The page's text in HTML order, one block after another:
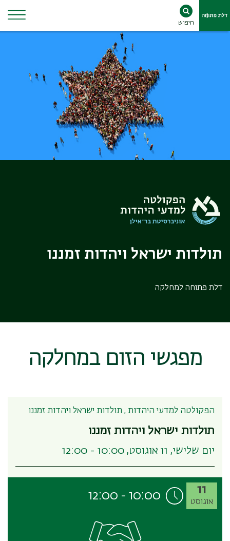
חיפוש
תולדות ישראל ויהדות זמננו
דלת פתוחה למחלקה
מפגשי הזום במחלקה
הפקולטה למדעי היהדות , תולדות ישראל ויהדות זמננו
תולדות ישראל ויהדות זמננו
יום שלישי, 11 אוגוסט, 10:00 - 12:00
11
אוגוסט 10:00
-
12:00